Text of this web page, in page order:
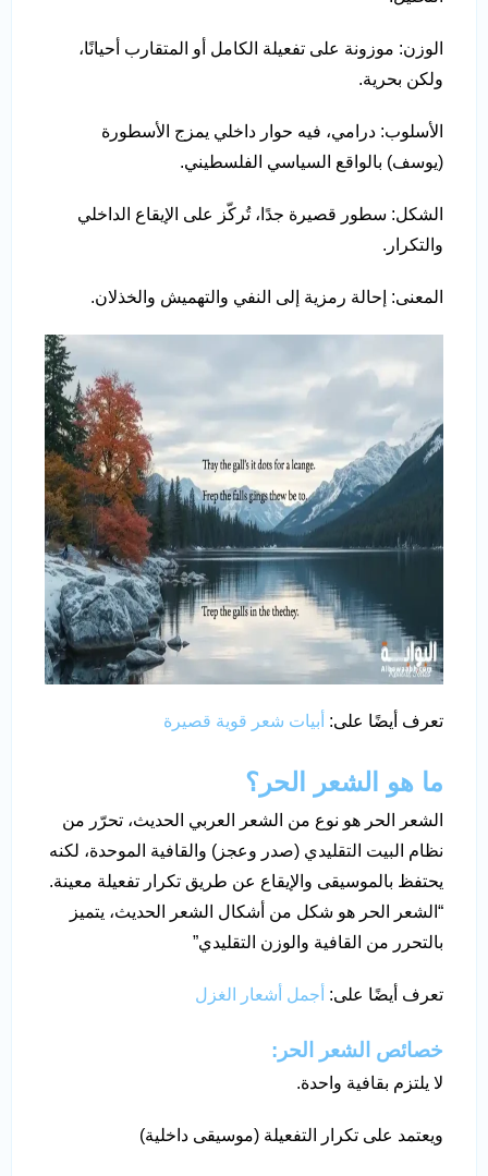
الوزن: موزونة على تفعيلة الكامل أو المتقارب أحيانًا،
ولكن بحرية.
الأسلوب: درامي، فيه حوار داخلي يمزج الأسطورة
(يوسف) بالواقع السياسي الفلسطيني.
الشكل: سطور قصيرة جدًا، تُركّز على الإيقاع الداخلي
والتكرار.
المعنى: إحالة رمزية إلى النفي والتهميش والخذلان.
تعرف أيضًا على: أبيات شعر قوية قصيرة
ما هو الشعر الحر؟
الشعر الحر هو نوع من الشعر العربي الحديث، تحرّر من
نظام البيت التقليدي (صدر وعجز) والقافية الموحدة، لكنه
يحتفظ بالموسيقى والإيقاع عن طريق تكرار تفعيلة معينة.
“الشعر الحر هو شكل من أشكال الشعر الحديث، يتميز
بالتحرر من القافية والوزن التقليدي”
تعرف أيضًا على: أجمل أشعار الغزل
خصائص الشعر الحر:
لا يلتزم بقافية واحدة.
ويعتمد على تكرار التفعيلة (موسيقى داخلية)